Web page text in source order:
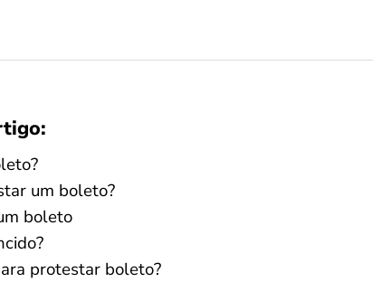
um boleto?
boleto
protestar boleto?